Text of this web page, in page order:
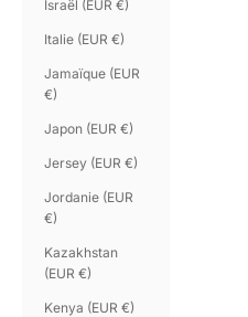
Israël (EUR €)
Italie (EUR €)
Jamaïque (EUR
€)
Japon (EUR €)
Jersey (EUR €)
Jordanie (EUR
€)
Kazakhstan
(EUR €)
Kenya (EUR €)